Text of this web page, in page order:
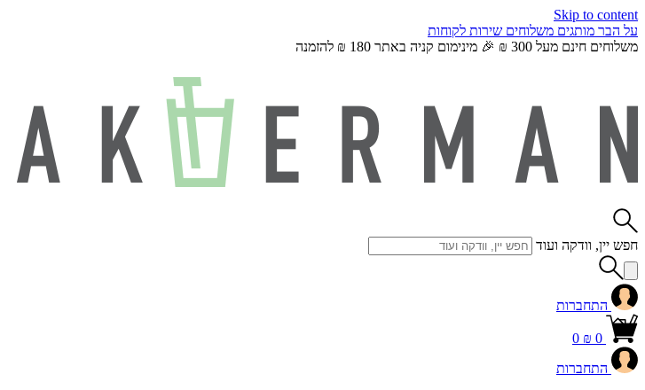
Skip to content
על הבר מותגים משלוחים שירות לקוחות
משלוחים חינם מעל 300 ₪ 🎉 מינימום קניה באתר 180 ₪ להזמנה
חפש יין, וודקה ועוד
התחברות
0
0 ₪
התחברות